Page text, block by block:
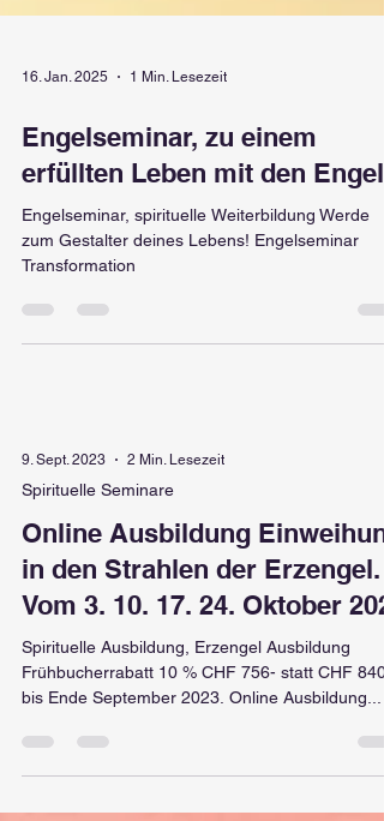
Engelseminar, zu einem
erfüllten Leben mit den Engeln
Engelseminar, spirituelle Weiterbildung Werde
Transformation
9. Sept. 2023 2 Min. Lesezeit
Spirituelle Seminare
Online Ausbildung
in den Strahlen der Erzengel.
Vom 3. 10. 17. 24. Oktober
Frühbucherrabatt 10 % CHF 756- statt CHF 840.-
bis Ende September 2023. Online Ausbildung...